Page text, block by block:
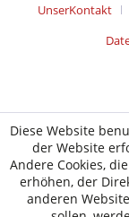
UnserKontakt
Diese Website
der Website
Andere Cookies,
erhöhen, der
anderen